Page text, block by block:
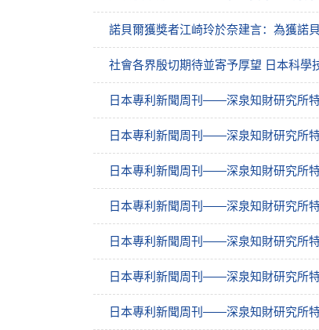
諾貝爾獲獎者江崎玲於奈建言：為獲諾
社會各界殷切期待並寄予厚望 日本科學
日本專利新聞周刊——深泉知財研究所
日本專利新聞周刊——深泉知財研究所
日本專利新聞周刊——深泉知財研究所
日本專利新聞周刊——深泉知財研究所
日本專利新聞周刊——深泉知財研究所
日本專利新聞周刊——深泉知財研究所
日本專利新聞周刊——深泉知財研究所